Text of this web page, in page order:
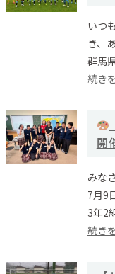
いつ
き、
群馬
続き
開
みな
7月9
3年2
続き